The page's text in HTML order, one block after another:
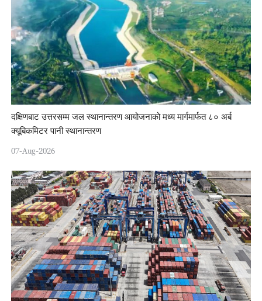
दक्षिणबाट उत्तरसम्म जल स्थानान्तरण आयोजनाको मध्य मार्गमार्फत ८० अर्ब
क्यूबिकमिटर पानी स्थानान्तरण
07-Aug-2026